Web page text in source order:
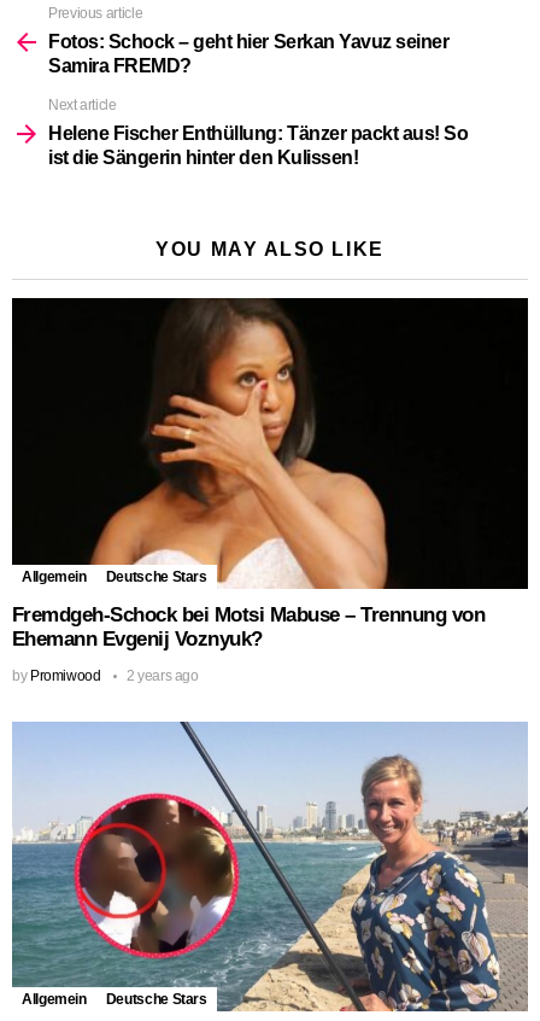
more
Previous article
Fotos: Schock – geht hier Serkan Yavuz seiner
Samira FREMD?
Next article
Helene Fischer Enthüllung: Tänzer packt aus! So
ist die Sängerin hinter den Kulissen!
YOU MAY ALSO LIKE
Allgemein Deutsche Stars
Fremdgeh-Schock bei Motsi Mabuse – Trennung von
Ehemann Evgenij Voznyuk?
by Promiwood 2 years ago
Allgemein Deutsche Stars